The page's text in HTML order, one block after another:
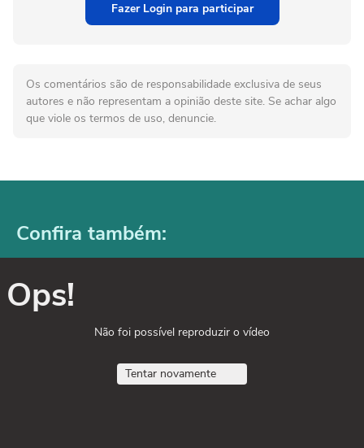
Fazer Login para participar
Os comentários são de responsabilidade exclusiva de seus
autores e não representam a opinião deste site. Se achar algo
que viole os termos de uso, denuncie.
Confira também:
Ops!
Não foi possível reproduzir o vídeo
Tentar novamente